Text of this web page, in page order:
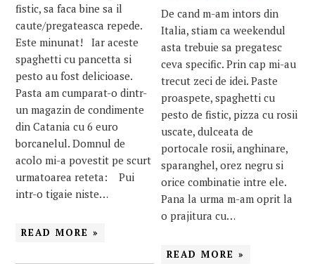
fistic, sa faca bine sa il
caute/pregateasca repede.
Este minunat! Iar aceste
spaghetti cu pancetta si
pesto au fost delicioase.
Pasta am cumparat-o dintr-
un magazin de condimente
din Catania cu 6 euro
borcanelul. Domnul de
acolo mi-a povestit pe scurt
urmatoarea reteta: Pui
intr-o tigaie niste…
READ MORE »
De cand m-am intors din
Italia, stiam ca weekendul
asta trebuie sa pregatesc
ceva specific. Prin cap mi-au
trecut zeci de idei. Paste
proaspete, spaghetti cu
pesto de fistic, pizza cu rosii
uscate, dulceata de
portocale rosii, anghinare,
sparanghel, orez negru si
orice combinatie intre ele.
Pana la urma m-am oprit la
o prajitura cu…
READ MORE »